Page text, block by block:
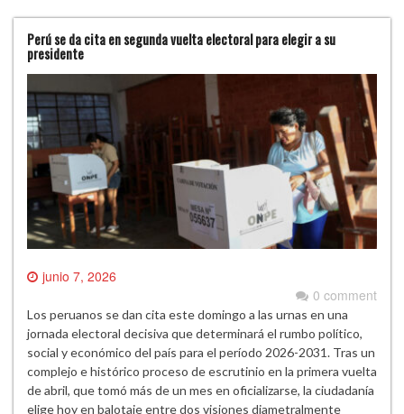
Perú se da cita en segunda vuelta electoral para elegir a su
presidente
junio 7, 2026
0 comment
Los peruanos se dan cita este domingo a las urnas en una
jornada electoral decisiva que determinará el rumbo político,
social y económico del país para el período 2026-2031. Tras un
complejo e histórico proceso de escrutinio en la primera vuelta
de abril, que tomó más de un mes en oficializarse, la ciudadanía
elige hoy en balotaje entre dos visiones diametralmente